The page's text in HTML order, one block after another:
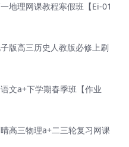
地理网课教程寒假班【Ei-01
版高三历史人教版必修上刷
文a+下学期春季班【作业
高三物理a+二三轮复习网课